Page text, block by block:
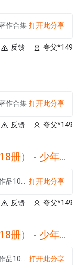
作合集 打开此分享
夸父*149
反馈
作合集 打开此分享
夸父*149
反馈
儿童出版社.azw3
打开此分享
夸父*149
反馈
儿童出版社.epub
打开此分享